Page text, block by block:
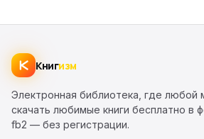
Книгизм
Электронная библиотека, где любой
скачать любимые книги бесплатно в
fb2 — без регистрации.